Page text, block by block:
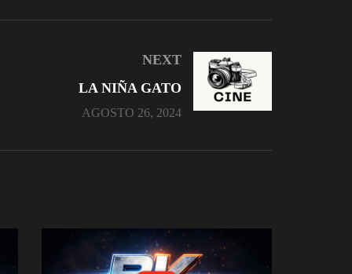
NEXT
LA NIÑA GATO
AGOSTO 26, 2024